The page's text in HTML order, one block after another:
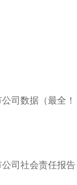
司数据（最全！
公司社会责任报告